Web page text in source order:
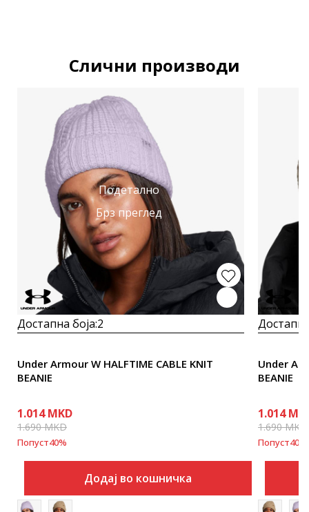
Слични производи
Подетално
Брз преглед
Достапна боја:2
Under Armour W HALFTIME CABLE KNIT
BEANIE
1.014 MKD
1.690MKD
Попуст40%
Додај во кошничка
Under
BEANIE
1.014
1.690MKD
Попуст40